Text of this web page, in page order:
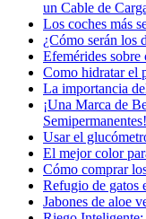
un Cable de
Los coches más
¿Cómo serán los
Efemérides sobre
Сomo hidratar el
La importancia
¡Una Marca de
Semipermanentes!
Usar el
El mejor color
Cómo comprar
Refugio de gatos
Jabones de aloe